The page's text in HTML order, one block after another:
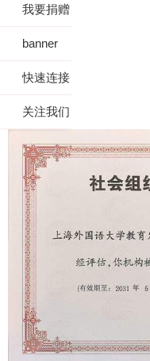
我要捐赠
banner
快速连接
关注我们